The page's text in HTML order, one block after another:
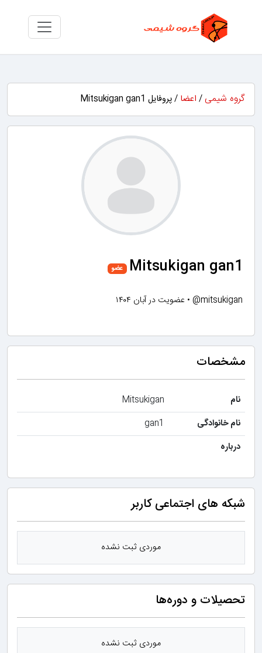
گروه شیمی / اعضا / پروفایل Mitsukigan gan1
Mitsukigan gan1 عضو
@mitsukigan
• عضویت در آبان ۱۴۰۴
مشخصات
نام
Mitsukigan
نام خانوادگی
gan1
درباره
شبکه های اجتماعی کاربر
موردی ثبت نشده
تحصیلات و دوره‌ها
موردی ثبت نشده